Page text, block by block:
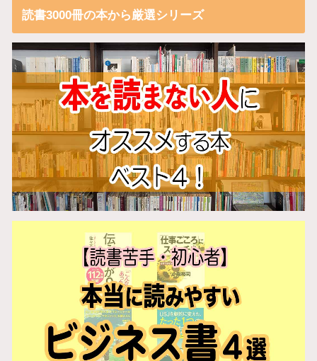
読書3000冊の本から厳選シリーズ